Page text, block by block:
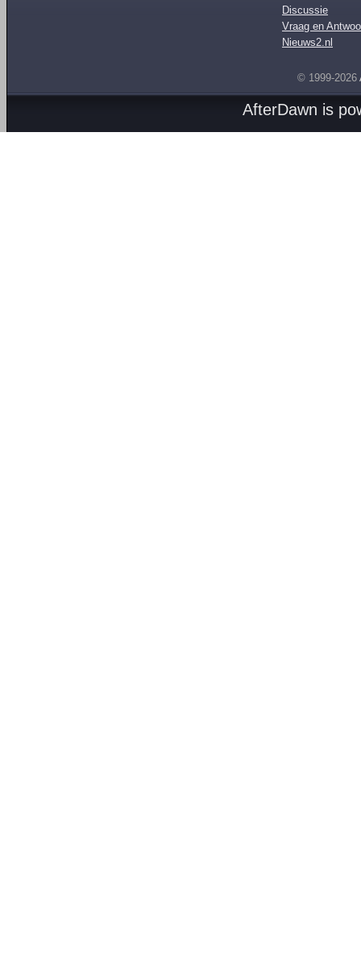
Discussie
Vraag en
Nieuws2.nl
© 1999-2026
AfterDawn is